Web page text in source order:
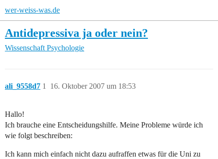
wer-weiss-was.de
Antidepressiva ja oder nein?
Wissenschaft Psychologie
ali_9558d7 16. Oktober 2007 um 18:53
1
Hallo!
Ich brauche eine Entscheidungshilfe. Meine Probleme würde ich
wie folgt beschreiben:
Ich kann mich einfach nicht dazu aufraffen etwas für die Uni zu